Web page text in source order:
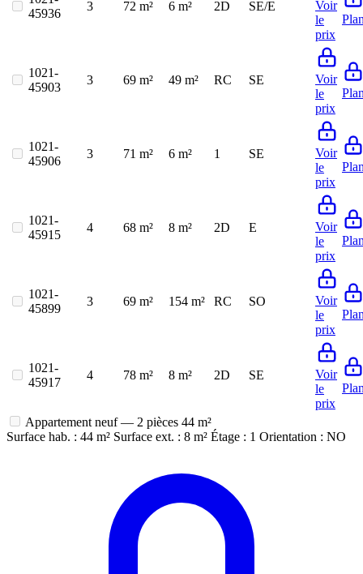
45936
3 72 m² 6 m² 2D SE/E
Voir
le
prix
1021-
45903
3 69 m² 49 m² RC SE
Voir
le
prix
1021-
45906
3 71 m² 6 m² 1 SE
Voir
le
prix
1021-
45915
4 68 m² 8 m² 2D E
Voir
le
prix
1021-
45899
3 69 m² 154 m² RC SO
Voir
le
prix
1021-
45917
4 78 m² 8 m² 2D SE
Voir
le
prix
Appartement neuf — 2 pièces 44 m²
Surface hab. : 44 m² Surface ext. : 8 m² Étage : 1 Orientation : NO